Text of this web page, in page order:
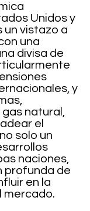
Unidos y
un vistazo a
una
divisa de
y
natural,
el
solo un
naciones,
profunda de
en la
mercado.